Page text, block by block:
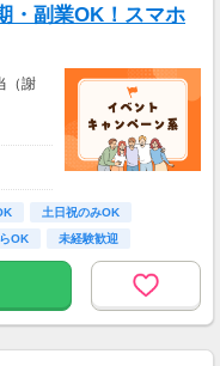
・副業OK！スマホ
（謝
て謝
人気
土日祝のみOK
OK
未経験歓迎